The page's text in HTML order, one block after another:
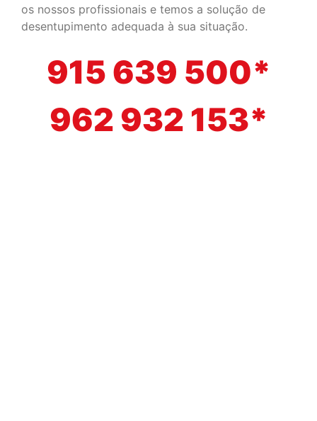
os nossos profissionais e temos a solução de
desentupimento adequada à sua situação.
915 639 500*
962 932 153*